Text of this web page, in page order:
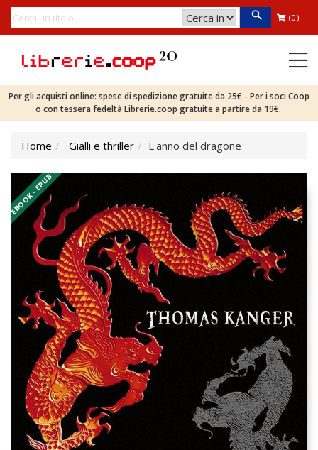
(0)
Per gli acquisti online: spese di spedizione gratuite da 25€ - Per i soci Coop
o con tessera fedeltà Librerie.coop gratuite a partire da 19€.
Home Gialli e thriller L'anno del dragone
EBOOK - EPUB